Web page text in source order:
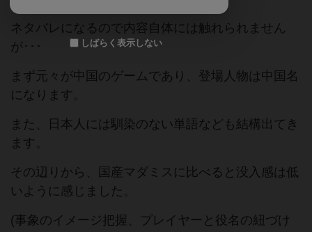
ネタバレになるので内容自体には触れられません
が･･･
まず元々が中国のゲームであり、登場人物は中国名
になります。
また、日本人には馴染のない単語なども結構出てき
ます。
その辺りから、国産マダミスに比べると没入感は低
いように感じました。
(事象のイメージ把握、プレイヤーと役名の紐づけ
しばらく表示しない